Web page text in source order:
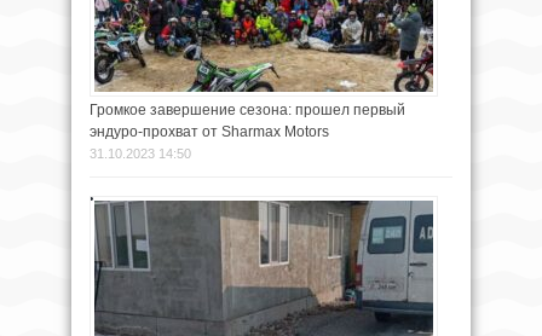
Громкое завершение сезона: прошел первый
эндуро-прохват от Sharmax Motors
31.10.2023 14:50